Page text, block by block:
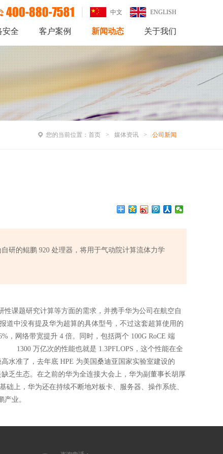
400-880-7581 中文 ENGLISH
安全 客户案例 新闻动态 关于我们
您的当前位置： 首页 媒体资讯 公司新闻
研的鲲鹏 920 处理器，将用于气动院计算流体力学
课题研究计算等方面的需求，并携手华为公司在航空自
中没有提及华为超算的具体型号，不过这套超算使用的
，网络带宽提升 4 倍。同时，包括两个 100G RoCE 端
1300 万亿次的性能也就是 1.3PFLOPS，这个性能在全
水准了，去年底 HPE 为美国桑迪亚国家实验室建设的
乏生态。在之前的华为全连接大会上，华为副董事长胡厚
上，华为还在持续不断地对板卡、服务器、操作系统、
业。